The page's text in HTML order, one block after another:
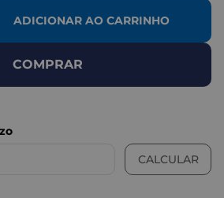
ADICIONAR AO CARRINHO
COMPRAR